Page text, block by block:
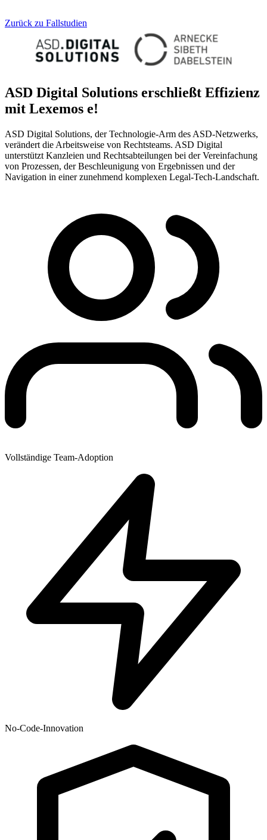
Zurück zu Fallstudien
ASD Digital Solutions erschließt Effizienz
mit Lexemos e!
ASD Digital Solutions, der Technologie-Arm des ASD-Netzwerks,
verändert die Arbeitsweise von Rechtsteams. ASD Digital
unterstützt Kanzleien und Rechtsabteilungen bei der Vereinfachung
von Prozessen, der Beschleunigung von Ergebnissen und der
Navigation in einer zunehmend komplexen Legal-Tech-Landschaft.
Vollständige Team-Adoption
No-Code-Innovation